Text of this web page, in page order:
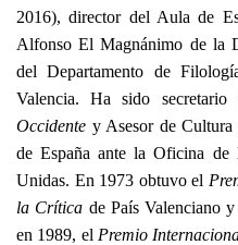
2016), director del Aula de
Alfonso El Magnánimo de la
del Departamento de
Valencia. Ha sido
Occidente y Asesor de Cultura
de España antela Oficina de
Unidas. En 1973 obtuvo el
la Crítica de País Valenciano
en 1989, el Premio